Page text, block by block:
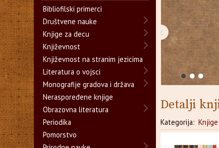
‹
Detalji
Kategorija:
Bibliofilski primerci
Društvene nauke
Knjige za decu
Književnost
Književnost na stranim jezicima
Literatura o vojsci
Monografije gradova i država
Neraspoređene knjige
Obrazovna literatura
Periodika
Pomorstvo